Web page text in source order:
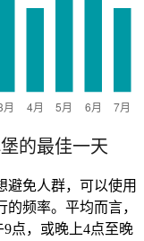
的最佳一天
避免人群，可以使用
频率。平均而言，
点，或晚上4点至晚